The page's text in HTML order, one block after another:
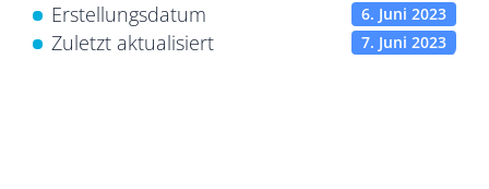
Erstellungsdatum 6. Juni 2023
Zuletzt aktualisiert 7. Juni 2023